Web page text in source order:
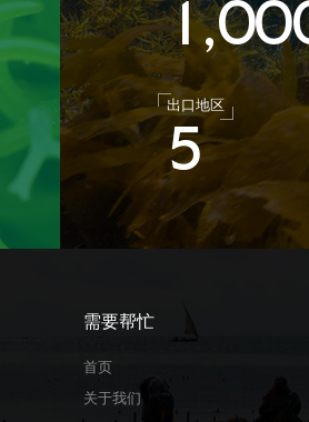
1,00
出口地区
5
需要帮忙
首页
关于我们